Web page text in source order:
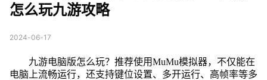
怎么玩九游攻略
2024-06-17
九游电脑版怎么玩？推荐使用MuMu模拟器，不仅能在
电脑上流畅运行，还支持键位设置、多开运行、高帧率等多